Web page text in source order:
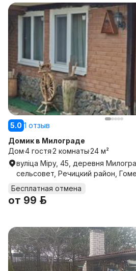
5.0 1 отзыв
Домик в Милограде
Дом4 гостя2 комнаты24 м²
вуліца Міру, 45, деревня
сельсовет, Речицкий район,
Бесплатная отмена
от 99 р.